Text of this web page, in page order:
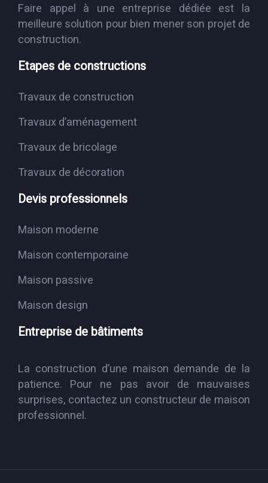
Faire appel à une entreprise dédiée est la
meilleure solution pour bien mener son projet de
construction.
Etapes de constructions
Travaux de construction
Travaux d’aménagement
Travaux de bricolage
Travaux de décoration
Devis professionnels
Maison moderne
Maison contemporaine
Maison passive
Maison design
Entreprise de bâtiments
La construction d’une maison demande de la
patience. Pour ne pas avoir de mauvaises
surprises, contactez un constructeur de maison
professionnel.